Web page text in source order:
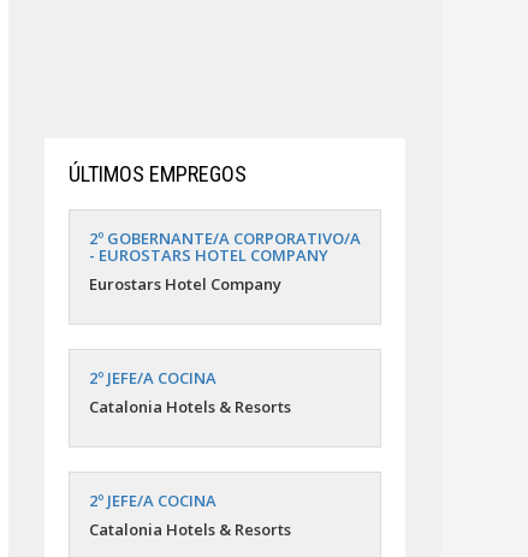
ÚLTIMOS EMPREGOS
2º GOBERNANTE/A CORPORATIVO/A
- EUROSTARS HOTEL COMPANY
Eurostars Hotel Company
2º JEFE/A COCINA
Catalonia Hotels & Resorts
2º JEFE/A COCINA
Catalonia Hotels & Resorts